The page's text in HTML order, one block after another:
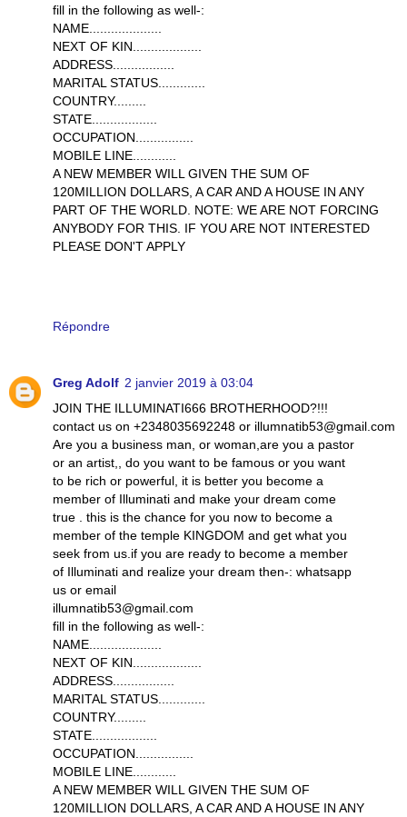
fill in the following as well-:
NAME....................
NEXT OF KIN...................
ADDRESS.................
MARITAL STATUS.............
COUNTRY.........
STATE..................
OCCUPATION................
MOBILE LINE............
A NEW MEMBER WILL GIVEN THE SUM OF
120MILLION DOLLARS, A CAR AND A HOUSE IN ANY
PART OF THE WORLD. NOTE: WE ARE NOT FORCING
ANYBODY FOR THIS. IF YOU ARE NOT INTERESTED
PLEASE DON'T APPLY
Répondre
Greg Adolf 2 janvier 2019 à 03:04
JOIN THE ILLUMINATI666 BROTHERHOOD?!!!
contact us on +2348035692248 or illumnatib53@gmail.com
Are you a business man, or woman,are you a pastor
or an artist,, do you want to be famous or you want
to be rich or powerful, it is better you become a
member of Illuminati and make your dream come
true . this is the chance for you now to become a
member of the temple KINGDOM and get what you
seek from us.if you are ready to become a member
of Illuminati and realize your dream then-: whatsapp
us or email
illumnatib53@gmail.com
fill in the following as well-:
NAME....................
NEXT OF KIN...................
ADDRESS.................
MARITAL STATUS.............
COUNTRY.........
STATE..................
OCCUPATION................
MOBILE LINE............
A NEW MEMBER WILL GIVEN THE SUM OF
120MILLION DOLLARS, A CAR AND A HOUSE IN ANY